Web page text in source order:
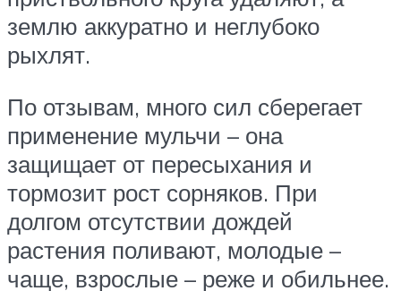
землю аккуратно и неглубоко
рыхлят.
По отзывам, много сил сберегает
применение мульчи – она
защищает от пересыхания и
тормозит рост сорняков. При
долгом отсутствии дождей
растения поливают, молодые –
чаще, взрослые – реже и обильнее.